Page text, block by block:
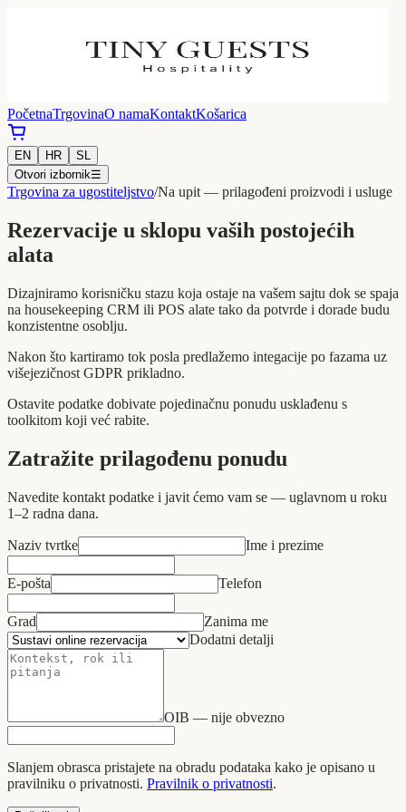
PočetnaTrgovinaO namaKontaktKošarica
EN HR
SL
Otvori izbornik☰
Trgovina za ugostiteljstvo/Na upit — prilagođeni proizvodi i usluge
Rezervacije u sklopu vaših postojećih
alata
Dizajniramo korisničku stazu koja ostaje na vašem sajtu dok se spaja
na housekeeping CRM ili POS alate tako da potvrde i dorade budu
konzistentne osoblju.
Nakon što kartiramo tok posla predlažemo integacije po fazama uz
višejezičnost GDPR prikladno.
Ostavite podatke dobivate pojedinačnu ponudu usklađenu s
toolkitom koji već rabite.
Zatražite prilagođenu ponudu
Navedite kontakt podatke i javit ćemo vam se — uglavnom u roku
1–2 radna dana.
Naziv tvrtke Ime i prezime
E‑pošta Telefon
Grad
Zanima me
Dodatni detalji
OIB — nije obvezno
Slanjem obrasca pristajete na obradu podataka kako je opisano u
pravilniku o privatnosti. Pravilnik o privatnosti.